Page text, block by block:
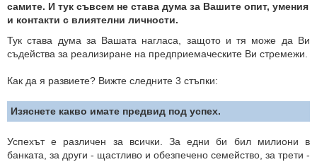
самите. И тук съвсем не става дума за Вашите опит, умения
и контакти с влиятелни личности.
Тук става дума за Вашата нагласа, защото и тя може да Ви
съдейства за реализиране на предприемаческите Ви стремежи.
Как да я развиете? Вижте следните 3 стъпки:
Изяснете какво имате предвид под успех.
Успехът е различен за всички. За едни би бил милиони в
банката, за други - щастливо и обезпечено семейство, за трети -